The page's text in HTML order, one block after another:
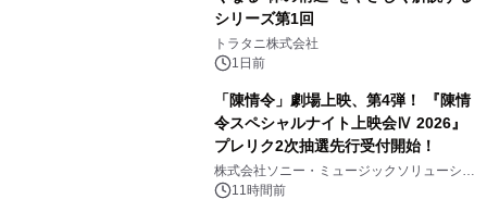
シリーズ第1回
トラタニ株式会社
1日前
「陳情令」劇場上映、第4弾！ 『陳情
令スペシャルナイト上映会Ⅳ 2026』
プレリク2次抽選先行受付開始！
株式会社ソニー・ミュージックソリューショ
ンズ11時間前